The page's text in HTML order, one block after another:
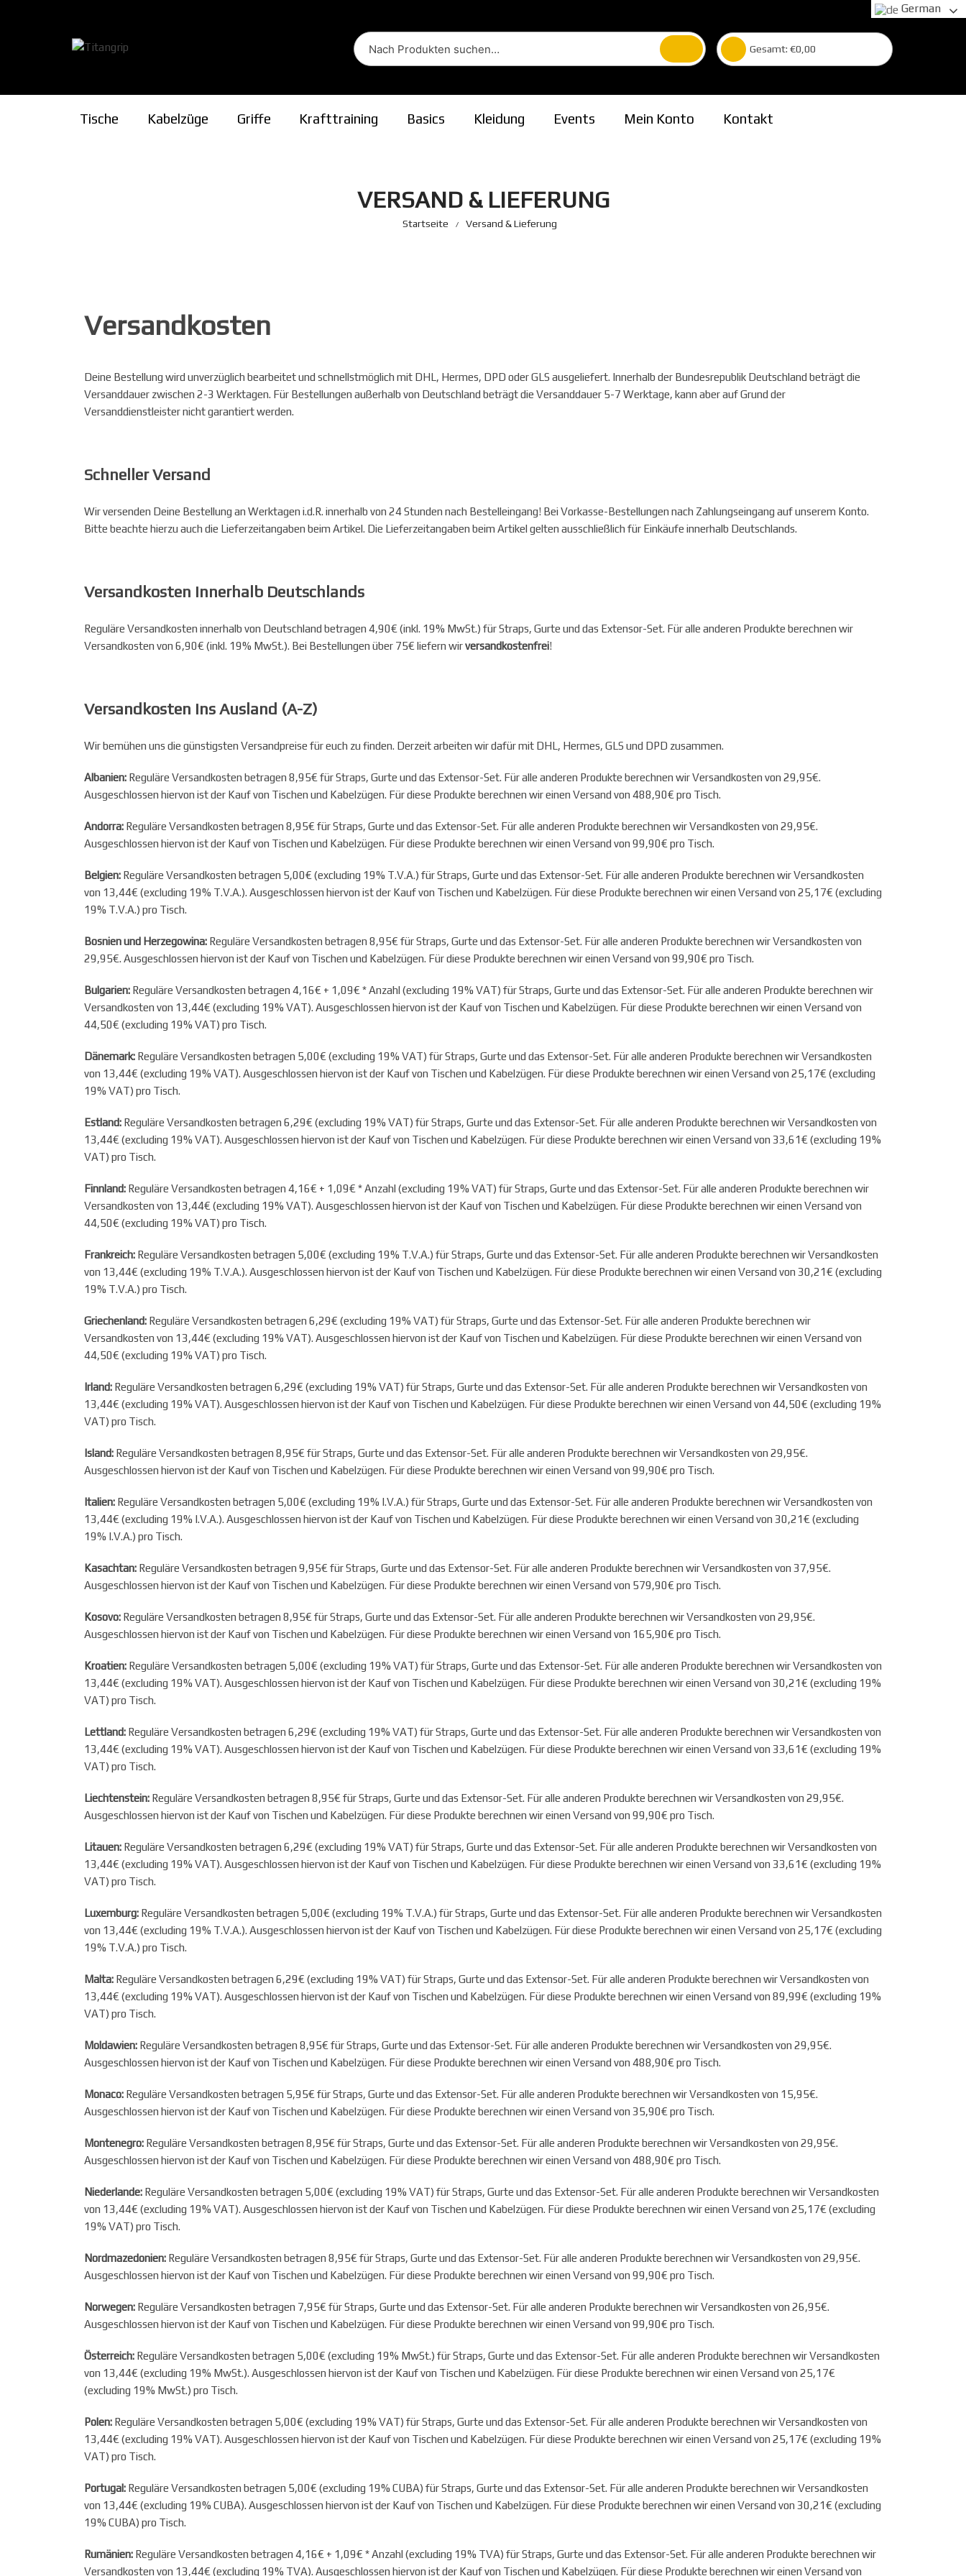
Gesamt: €0,00
Tische Kabelzüge Griffe Krafttraining Basics Kleidung Events Mein Konto Kontakt
German
VERSAND & LIEFERUNG
Startseite Versand & Lieferung
Versandkosten
Deine Bestellung wird unverzüglich bearbeitet und schnellstmöglich mit DHL, Hermes, DPD oder GLS ausgeliefert. Innerhalb der Bundesrepublik Deutschland beträgt die
Versanddauer zwischen 2-3 Werktagen. Für Bestellungen außerhalb von Deutschland beträgt die Versanddauer 5-7 Werktage, kann aber auf Grund der
Versanddienstleister nicht garantiert werden.
Schneller Versand
Wir versenden Deine Bestellung an Werktagen i.d.R. innerhalb von 24 Stunden nach Bestelleingang! Bei Vorkasse-Bestellungen nach Zahlungseingang auf unserem Konto.
Bitte beachte hierzu auch die Lieferzeitangaben beim Artikel. Die Lieferzeitangaben beim Artikel gelten ausschließlich für Einkäufe innerhalb Deutschlands.
Versandkosten innerhalb Deutschlands
Reguläre Versandkosten innerhalb von Deutschland betragen 4,90€ (inkl. 19% MwSt.) für Straps, Gurte und das Extensor-Set. Für alle anderen Produkte berechnen wir
Versandkosten von 6,90€ (inkl. 19% MwSt.). Bei Bestellungen über 75€ liefern wirversandkostenfrei!
Versandkosten ins Ausland (A-Z)
Wir bemühen uns die günstigsten Versandpreise für euch zu finden. Derzeit arbeiten wir dafür mit DHL, Hermes, GLS und DPD zusammen.
Albanien: Reguläre Versandkosten betragen 8,95€ für Straps, Gurte und das Extensor-Set. Für alle anderen Produkte berechnen wir Versandkosten von 29,95€.
Ausgeschlossen hiervon ist der Kauf von Tischen und Kabelzügen. Für diese Produkte berechnen wir einen Versand von 488,90€ pro Tisch.
Andorra: Reguläre Versandkosten betragen 8,95€ für Straps, Gurte und das Extensor-Set. Für alle anderen Produkte berechnen wir Versandkosten von 29,95€.
Ausgeschlossen hiervon ist der Kauf von Tischen und Kabelzügen. Für diese Produkte berechnen wir einen Versand von 99,90€ pro Tisch.
Belgien: Reguläre Versandkosten betragen 5,00€ (excluding 19% T.V.A.) für Straps, Gurte und das Extensor-Set. Für alle anderen Produkte berechnen wir Versandkosten
von 13,44€ (excluding 19% T.V.A.). Ausgeschlossen hiervon ist der Kauf von Tischen und Kabelzügen. Für diese Produkte berechnen wir einen Versand von 25,17€ (excluding
19% T.V.A.) pro Tisch.
Bosnien und Herzegowina: Reguläre Versandkosten betragen 8,95€ für Straps, Gurte und das Extensor-Set. Für alle anderen Produkte berechnen wir Versandkosten von
29,95€. Ausgeschlossen hiervon ist der Kauf von Tischen und Kabelzügen. Für diese Produkte berechnen wir einen Versand von 99,90€ pro Tisch.
Bulgarien: Reguläre Versandkosten betragen 4,16€ + 1,09€ * Anzahl (excluding 19% VAT) für Straps, Gurte und das Extensor-Set. Für alle anderen Produkte berechnen wir
Versandkosten von 13,44€ (excluding 19% VAT). Ausgeschlossen hiervon ist der Kauf von Tischen und Kabelzügen. Für diese Produkte berechnen wir einen Versand von
44,50€ (excluding 19% VAT) pro Tisch.
Dänemark: Reguläre Versandkosten betragen 5,00€ (excluding 19% VAT) für Straps, Gurte und das Extensor-Set. Für alle anderen Produkte berechnen wir Versandkosten
von 13,44€ (excluding 19% VAT). Ausgeschlossen hiervon ist der Kauf von Tischen und Kabelzügen. Für diese Produkte berechnen wir einen Versand von 25,17€ (excluding
19% VAT) pro Tisch.
Estland: Reguläre Versandkosten betragen 6,29€ (excluding 19% VAT) für Straps, Gurte und das Extensor-Set. Für alle anderen Produkte berechnen wir Versandkosten von
13,44€ (excluding 19% VAT). Ausgeschlossen hiervon ist der Kauf von Tischen und Kabelzügen. Für diese Produkte berechnen wir einen Versand von 33,61€ (excluding 19%
VAT) pro Tisch.
Finnland: Reguläre Versandkosten betragen 4,16€ + 1,09€ * Anzahl (excluding 19% VAT) für Straps, Gurte und das Extensor-Set. Für alle anderen Produkte berechnen wir
Versandkosten von 13,44€ (excluding 19% VAT). Ausgeschlossen hiervon ist der Kauf von Tischen und Kabelzügen. Für diese Produkte berechnen wir einen Versand von
44,50€ (excluding 19% VAT) pro Tisch.
Frankreich: Reguläre Versandkosten betragen 5,00€ (excluding 19% T.V.A.) für Straps, Gurte und das Extensor-Set. Für alle anderen Produkte berechnen wir Versandkosten
von 13,44€ (excluding 19% T.V.A.). Ausgeschlossen hiervon ist der Kauf von Tischen und Kabelzügen. Für diese Produkte berechnen wir einen Versand von 30,21€ (excluding
19% T.V.A.) pro Tisch.
Griechenland: Reguläre Versandkosten betragen 6,29€ (excluding 19% VAT) für Straps, Gurte und das Extensor-Set. Für alle anderen Produkte berechnen wir
Versandkosten von 13,44€ (excluding 19% VAT). Ausgeschlossen hiervon ist der Kauf von Tischen und Kabelzügen. Für diese Produkte berechnen wir einen Versand von
44,50€ (excluding 19% VAT) pro Tisch.
Irland: Reguläre Versandkosten betragen 6,29€ (excluding 19% VAT) für Straps, Gurte und das Extensor-Set. Für alle anderen Produkte berechnen wir Versandkosten von
13,44€ (excluding 19% VAT). Ausgeschlossen hiervon ist der Kauf von Tischen und Kabelzügen. Für diese Produkte berechnen wir einen Versand von 44,50€ (excluding 19%
VAT) pro Tisch.
Island: Reguläre Versandkosten betragen 8,95€ für Straps, Gurte und das Extensor-Set. Für alle anderen Produkte berechnen wir Versandkosten von 29,95€.
Ausgeschlossen hiervon ist der Kauf von Tischen und Kabelzügen. Für diese Produkte berechnen wir einen Versand von 99,90€ pro Tisch.
Italien: Reguläre Versandkosten betragen 5,00€ (excluding 19% I.V.A.) für Straps, Gurte und das Extensor-Set. Für alle anderen Produkte berechnen wir Versandkosten von
13,44€ (excluding 19% I.V.A.). Ausgeschlossen hiervon ist der Kauf von Tischen und Kabelzügen. Für diese Produkte berechnen wir einen Versand von 30,21€ (excluding
19% I.V.A.) pro Tisch.
Kasachtan: Reguläre Versandkosten betragen 9,95€ für Straps, Gurte und das Extensor-Set. Für alle anderen Produkte berechnen wir Versandkosten von 37,95€.
Ausgeschlossen hiervon ist der Kauf von Tischen und Kabelzügen. Für diese Produkte berechnen wir einen Versand von 579,90€ pro Tisch.
Kosovo: Reguläre Versandkosten betragen 8,95€ für Straps, Gurte und das Extensor-Set. Für alle anderen Produkte berechnen wir Versandkosten von 29,95€.
Ausgeschlossen hiervon ist der Kauf von Tischen und Kabelzügen. Für diese Produkte berechnen wir einen Versand von 165,90€ pro Tisch.
Kroatien: Reguläre Versandkosten betragen 5,00€ (excluding 19% VAT) für Straps, Gurte und das Extensor-Set. Für alle anderen Produkte berechnen wir Versandkosten von
13,44€ (excluding 19% VAT). Ausgeschlossen hiervon ist der Kauf von Tischen und Kabelzügen. Für diese Produkte berechnen wir einen Versand von 30,21€ (excluding 19%
VAT) pro Tisch.
Lettland: Reguläre Versandkosten betragen 6,29€ (excluding 19% VAT) für Straps, Gurte und das Extensor-Set. Für alle anderen Produkte berechnen wir Versandkosten von
13,44€ (excluding 19% VAT). Ausgeschlossen hiervon ist der Kauf von Tischen und Kabelzügen. Für diese Produkte berechnen wir einen Versand von 33,61€ (excluding 19%
VAT) pro Tisch.
Liechtenstein: Reguläre Versandkosten betragen 8,95€ für Straps, Gurte und das Extensor-Set. Für alle anderen Produkte berechnen wir Versandkosten von 29,95€.
Ausgeschlossen hiervon ist der Kauf von Tischen und Kabelzügen. Für diese Produkte berechnen wir einen Versand von 99,90€ pro Tisch.
Litauen: Reguläre Versandkosten betragen 6,29€ (excluding 19% VAT) für Straps, Gurte und das Extensor-Set. Für alle anderen Produkte berechnen wir Versandkosten von
13,44€ (excluding 19% VAT). Ausgeschlossen hiervon ist der Kauf von Tischen und Kabelzügen. Für diese Produkte berechnen wir einen Versand von 33,61€ (excluding 19%
VAT) pro Tisch.
Luxemburg: Reguläre Versandkosten betragen 5,00€ (excluding 19% T.V.A.) für Straps, Gurte und das Extensor-Set. Für alle anderen Produkte berechnen wir Versandkosten
von 13,44€ (excluding 19% T.V.A.). Ausgeschlossen hiervon ist der Kauf von Tischen und Kabelzügen. Für diese Produkte berechnen wir einen Versand von 25,17€ (excluding
19% T.V.A.) pro Tisch.
Malta: Reguläre Versandkosten betragen 6,29€ (excluding 19% VAT) für Straps, Gurte und das Extensor-Set. Für alle anderen Produkte berechnen wir Versandkosten von
13,44€ (excluding 19% VAT). Ausgeschlossen hiervon ist der Kauf von Tischen und Kabelzügen. Für diese Produkte berechnen wir einen Versand von 89,99€ (excluding 19%
VAT) pro Tisch.
Moldawien: Reguläre Versandkosten betragen 8,95€ für Straps, Gurte und das Extensor-Set. Für alle anderen Produkte berechnen wir Versandkosten von 29,95€.
Ausgeschlossen hiervon ist der Kauf von Tischen und Kabelzügen. Für diese Produkte berechnen wir einen Versand von 488,90€ pro Tisch.
Monaco: Reguläre Versandkosten betragen 5,95€ für Straps, Gurte und das Extensor-Set. Für alle anderen Produkte berechnen wir Versandkosten von 15,95€.
Ausgeschlossen hiervon ist der Kauf von Tischen und Kabelzügen. Für diese Produkte berechnen wir einen Versand von 35,90€ pro Tisch.
Montenegro: Reguläre Versandkosten betragen 8,95€ für Straps, Gurte und das Extensor-Set. Für alle anderen Produkte berechnen wir Versandkosten von 29,95€.
Ausgeschlossen hiervon ist der Kauf von Tischen und Kabelzügen. Für diese Produkte berechnen wir einen Versand von 488,90€ pro Tisch.
Niederlande: Reguläre Versandkosten betragen 5,00€ (excluding 19% VAT) für Straps, Gurte und das Extensor-Set. Für alle anderen Produkte berechnen wir Versandkosten
von 13,44€ (excluding 19% VAT). Ausgeschlossen hiervon ist der Kauf von Tischen und Kabelzügen. Für diese Produkte berechnen wir einen Versand von 25,17€ (excluding
19% VAT) pro Tisch.
Nordmazedonien: Reguläre Versandkosten betragen 8,95€ für Straps, Gurte und das Extensor-Set. Für alle anderen Produkte berechnen wir Versandkosten von 29,95€.
Ausgeschlossen hiervon ist der Kauf von Tischen und Kabelzügen. Für diese Produkte berechnen wir einen Versand von 99,90€ pro Tisch.
Norwegen: Reguläre Versandkosten betragen 7,95€ für Straps, Gurte und das Extensor-Set. Für alle anderen Produkte berechnen wir Versandkosten von 26,95€.
Ausgeschlossen hiervon ist der Kauf von Tischen und Kabelzügen. Für diese Produkte berechnen wir einen Versand von 99,90€ pro Tisch.
Österreich: Reguläre Versandkosten betragen 5,00€ (excluding 19% MwSt.) für Straps, Gurte und das Extensor-Set. Für alle anderen Produkte berechnen wir Versandkosten
von 13,44€ (excluding 19% MwSt.). Ausgeschlossen hiervon ist der Kauf von Tischen und Kabelzügen. Für diese Produkte berechnen wir einen Versand von 25,17€
(excluding 19% MwSt.) pro Tisch.
Polen: Reguläre Versandkosten betragen 5,00€ (excluding 19% VAT) für Straps, Gurte und das Extensor-Set. Für alle anderen Produkte berechnen wir Versandkosten von
13,44€ (excluding 19% VAT). Ausgeschlossen hiervon ist der Kauf von Tischen und Kabelzügen. Für diese Produkte berechnen wir einen Versand von 25,17€ (excluding 19%
VAT) pro Tisch.
Portugal: Reguläre Versandkosten betragen 5,00€ (excluding 19% CUBA) für Straps, Gurte und das Extensor-Set. Für alle anderen Produkte berechnen wir Versandkosten
von 13,44€ (excluding 19% CUBA). Ausgeschlossen hiervon ist der Kauf von Tischen und Kabelzügen. Für diese Produkte berechnen wir einen Versand von 30,21€ (excluding
19% CUBA) pro Tisch.
Rumänien: Reguläre Versandkosten betragen 4,16€ + 1,09€ * Anzahl (excluding 19% TVA) für Straps, Gurte und das Extensor-Set. Für alle anderen Produkte berechnen wir
Versandkosten von 13,44€ (excluding 19% TVA). Ausgeschlossen hiervon ist der Kauf von Tischen und Kabelzügen. Für diese Produkte berechnen wir einen Versand von